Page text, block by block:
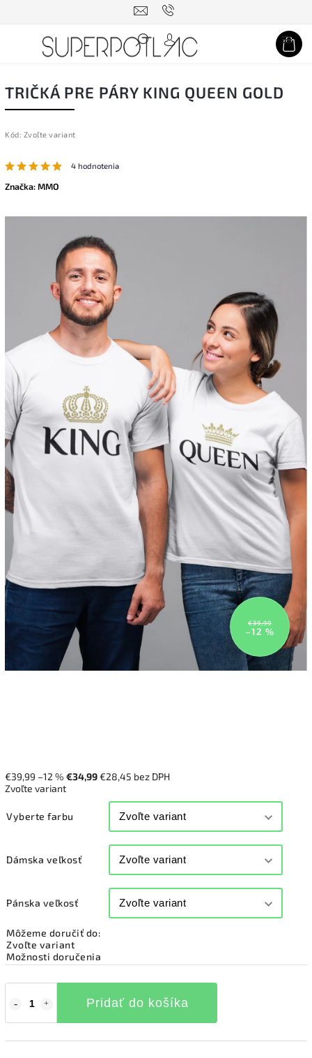
Hľadať
TRIČKÁ PRE PÁRY KING QUEEN GOLD
Kód: Zvoľte variant
4 hodnotenia
Značka:MMO
€39,99
–12 %
€39,99 –12 % €34,99€28,45 bez DPH
Zvoľte variant
Vyberte farbu
Dámska veľkosť
Pánska veľkosť
Môžeme doručiť do:
Zvoľte variant
Možnosti doručenia
Pridať do košíka